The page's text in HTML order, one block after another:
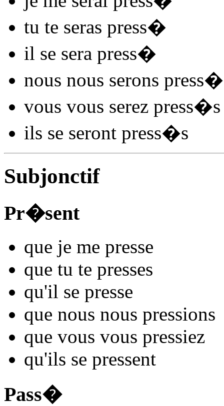
tu te seras press�
il se sera press�
nous nous serons press
vous vous serez press�s
ils se seront press�s
Subjonctif
Pr�sent
que je me presse
que tu te presses
qu'il se presse
que nous nous pressions
que vous vous pressiez
qu'ils se pressent
Pass�